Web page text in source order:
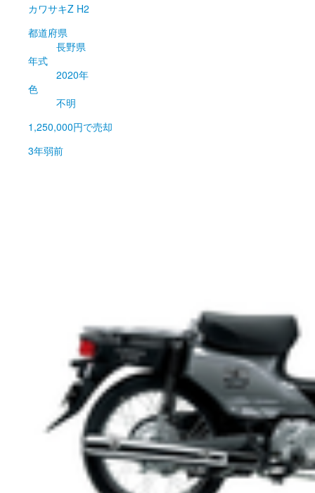
カワサキZ H2
都道府県
長野県
年式
2020年
色
不明
1,250,000円で売却
3年弱前